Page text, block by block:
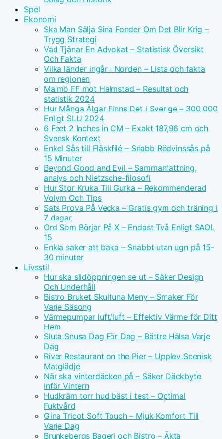
Spel
Ekonomi
Ska Man Sälja Sina Fonder Om Det Blir Krig –
Trygg Strategi
Vad Tjänar En Advokat – Statistisk Översikt
Och Fakta
Vilka länder ingår i Norden – Lista och fakta
om regionen
Malmö FF mot Halmstad – Resultat och
statistik 2024
Hur Många Älgar Finns Det i Sverige – 300 000
Enligt SLU 2024
6 Feet 2 Inches in CM – Exakt 187,96 cm och
Svensk Kontext
Enkel Sås till Fläskfilé – Snabb Rödvinssås på
15 Minuter
Beyond Good and Evil – Sammanfattning,
analys och Nietzsche-filosofi
Hur Stor Kruka Till Gurka – Rekommenderad
Volym Och Tips
Sats Prova På Vecka – Gratis gym och träning i
7 dagar
Ord Som Börjar På X – Endast Två Enligt SAOL
15
Enkla saker att baka – Snabbt utan ugn på 15-
30 minuter
Livsstil
Hur ska slidöppningen se ut – Säker Design
Och Underhåll
Bistro Bruket Skultuna Meny – Smaker För
Varje Säsong
Värmepumpar luft/luft – Effektiv Värme för Ditt
Hem
Sluta Snusa Dag För Dag – Bättre Hälsa Varje
Dag
River Restaurant on the Pier – Upplev Scenisk
Matglädje
När ska vinterdäcken på – Säker Däckbyte
Inför Vintern
Hudkräm torr hud bäst i test – Optimal
Fuktvård
Gina Tricot Soft Touch – Mjuk Komfort Till
Varje Dag
Brunkebergs Bageri och Bistro – Äkta